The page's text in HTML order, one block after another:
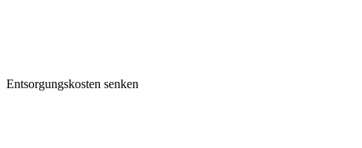
Entsorgungskosten senken